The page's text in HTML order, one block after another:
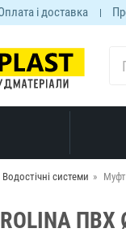
і доставка
Водостічні системи
ПВХ